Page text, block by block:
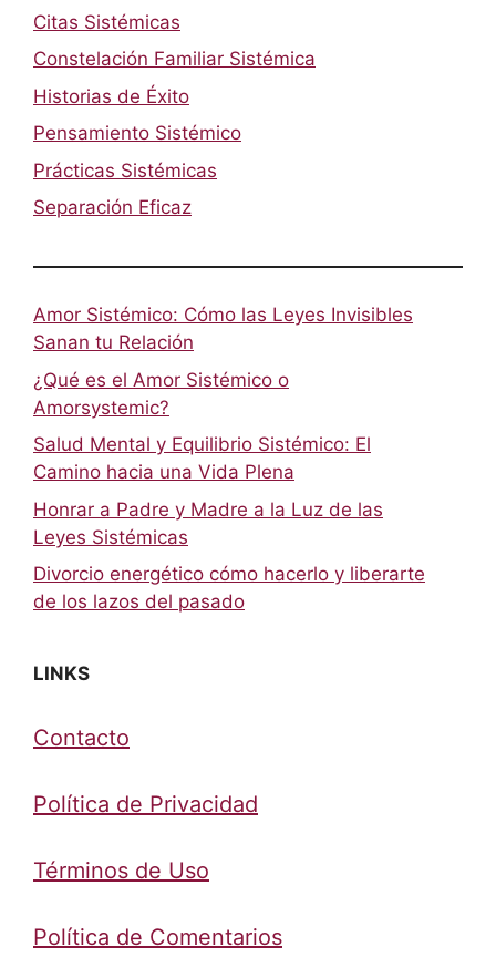
Citas Sistémicas
Constelación Familiar Sistémica
Historias de Éxito
Pensamiento Sistémico
Prácticas Sistémicas
Separación Eficaz
Amor Sistémico: Cómo las Leyes Invisibles
Sanan tu Relación
¿Qué es el Amor Sistémico o
Amorsystemic?
Salud Mental y Equilibrio Sistémico: El
Camino hacia una Vida Plena
Honrar a Padre y Madre a la Luz de las
Leyes Sistémicas
Divorcio energético cómo hacerlo y liberarte
de los lazos del pasado
LINKS
Contacto
Política de Privacidad
Términos de Uso
Política de Comentarios